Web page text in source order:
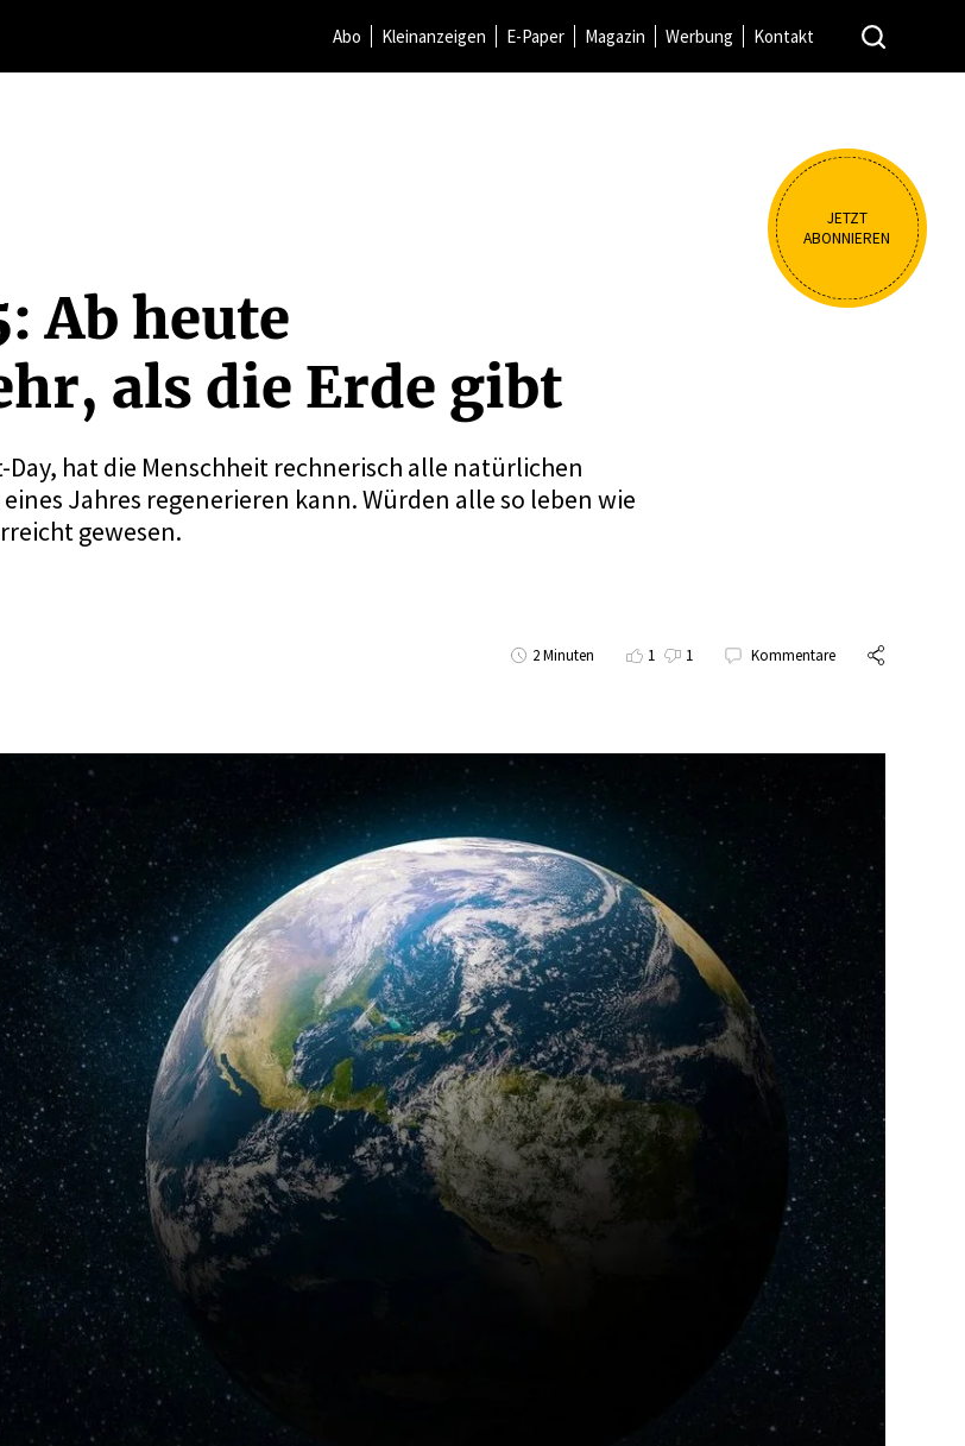
Abo Kleinanzeigen E-Paper Magazin Werbung Kontakt
JETZT
ABONNIEREN
Ab heute
als die Erde gibt
hat die Menschheit rechnerisch alle natürlichen
Jahres regenerieren kann. Würden alle so leben wie
gewesen.
2 Minuten 1 1 Kommentare